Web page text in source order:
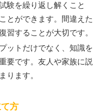
験を繰り返し解くこと
とができます。間違えた
習することが大切です。
ットだけでなく、知識を
要です。友人や家族に説
ります。
方